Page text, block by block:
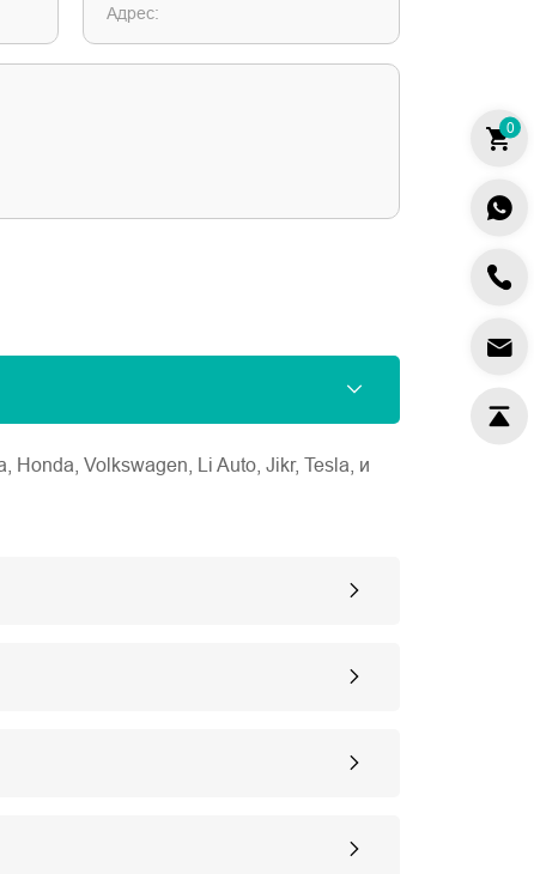
Адрес:
Volkswagen, Li Auto, Jikr, Tesla, и
0